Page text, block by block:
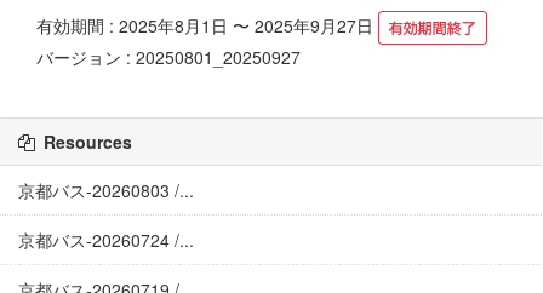
有効期間 : 2025年8月1日 〜 2025年9月27日
バージョン : 20250801_20250927
Resources
京都バス-20260803 /...
京都バス-20260724 /...